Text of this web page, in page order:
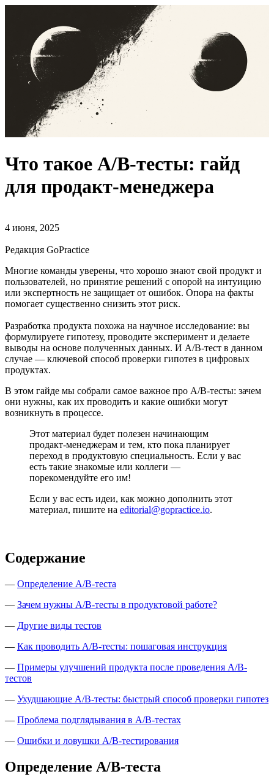
Что такое A/B-тесты: гайд
для продакт-менеджера
4 июня, 2025
Редакция GoPractice
Многие команды уверены, что хорошо знают свой продукт и
пользователей, но принятие решений с опорой на интуицию
или экспертность не защищает от ошибок. Опора на факты
помогает существенно снизить этот риск.
Разработка продукта похожа на научное исследование: вы
формулируете гипотезу, проводите эксперимент и делаете
выводы на основе полученных данных. И A/B-тест в данном
случае — ключевой способ проверки гипотез в цифровых
продуктах.
В этом гайде мы собрали самое важное про A/B-тесты: зачем
они нужны, как их проводить и какие ошибки могут
возникнуть в процессе.
Этот материал будет полезен начинающим
продакт-менеджерам и тем, кто пока планирует
переход в продуктовую специальность. Если у вас
есть такие знакомые или коллеги —
порекомендуйте его им!
Если у вас есть идеи, как можно дополнить этот
материал, пишите на editorial@gopractice.io.
Содержание
— Определение A/B-теста
— Зачем нужны A/B-тесты в продуктовой работе?
— Другие виды тестов
— Как проводить A/B-тесты: пошаговая инструкция
— Примеры улучшений продукта после проведения A/B-
тестов
— Ухудшающие A/B-тесты: быстрый способ проверки гипотез
— Проблема подглядывания в A/B-тестах
— Ошибки и ловушки A/B-тестирования
Определение A/B-теста